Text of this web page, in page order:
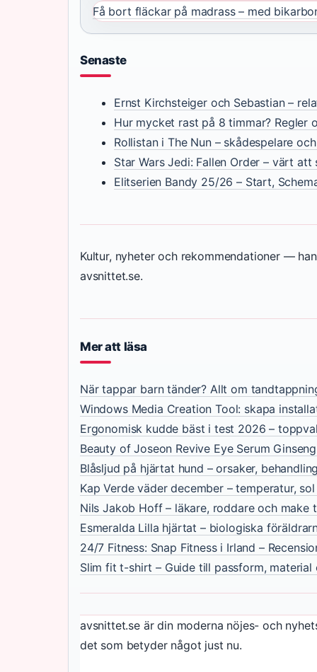
Få bort fläckar på madrass – med
Senaste
Ernst Kirchsteiger och Sebastian –
Hur mycket rast på 8 timmar? Regler
Rollistan i The Nun – skådespelare
Star Wars Jedi: Fallen Order – värt att
Elitserien Bandy 25/26 – Start,
Kultur, nyheter och rekommendationer —
avsnittet.se.
Mer att läsa
När tappar barn tänder? Allt om
Windows Media Creation Tool: skapa
Ergonomisk kudde bäst i test 2026 –
Beauty of Joseon Revive Eye Serum
Blåsljud på hjärtat hund – orsaker,
Kap Verde väder december – temperatur,
Nils Jakob Hoff – läkare, roddare och make
Esmeralda Lilla hjärtat – biologiska
24/7 Fitness: Snap Fitness i Irland –
Slim fit t-shirt – Guide till passform, material
avsnittet.se är din moderna nöjes- och
det som betyder något just nu.